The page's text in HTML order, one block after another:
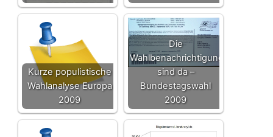
Kurze populistische
Wahlanalyse Europa
2009
Die
Wahlbenachrichtigungen
sind da –
Bundestagswahl
2009